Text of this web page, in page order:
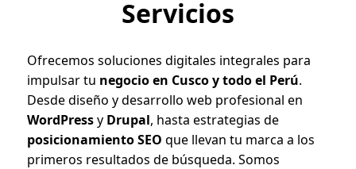
navegaciónServicios
Ofrecemos soluciones digitales integrales para
impulsar tu negocio en Cusco y todo el Perú.
Desde diseño y desarrollo web profesional en
WordPressy Drupal, hasta estrategias de
posicionamiento SEO que llevan tu marca a los
primeros resultados de búsqueda. Somos